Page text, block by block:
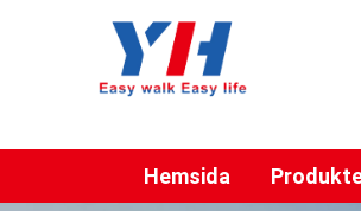
Hemsida